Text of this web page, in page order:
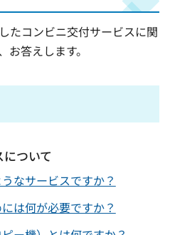
たコンビニ交付サービスに関
答えします。
ついて
なサービスですか？
は何が必要ですか？